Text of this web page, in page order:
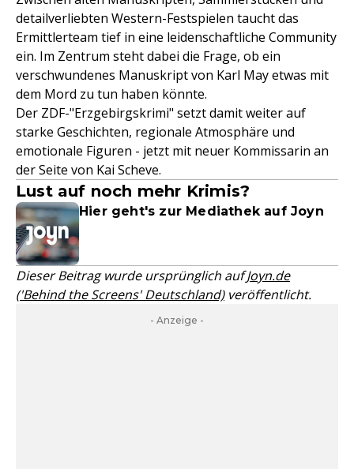
detailverliebten Western-Festspielen taucht das
Ermittlerteam tief in eine leidenschaftliche Community
ein. Im Zentrum steht dabei die Frage, ob ein
verschwundenes Manuskript von Karl May etwas mit
dem Mord zu tun haben könnte.
Der ZDF-"Erzgebirgskrimi" setzt damit weiter auf
starke Geschichten, regionale Atmosphäre und
emotionale Figuren - jetzt mit neuer Kommissarin an
der Seite von Kai Scheve.
Lust auf noch mehr Krimis?
Hier geht's zur Mediathek auf Joyn
Dieser Beitrag wurde ursprünglich aufJoyn.de
('Behind the Screens' Deutschland)veröffentlicht.
- Anzeige -